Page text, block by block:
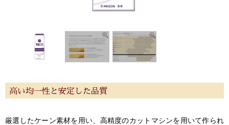
高い均一性と安定した品質
厳選したケーン素材を用い、高精度のカットマシンを用いて作られ